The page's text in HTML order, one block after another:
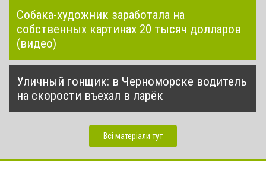
Собака-художник заработала на
собственных картинах 20 тысяч долларов
(видео)
Уличный гонщик: в Черноморске водитель
на скорости въехал в ларёк
Всі матеріали тут